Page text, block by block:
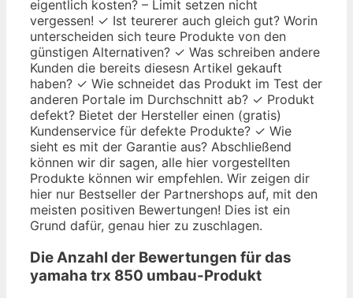
eigentlich kosten? – Limit setzen nicht
vergessen! ✓ Ist teurerer auch gleich gut? Worin
unterscheiden sich teure Produkte von den
günstigen Alternativen? ✓ Was schreiben andere
Kunden die bereits diesesn Artikel gekauft
haben? ✓ Wie schneidet das Produkt im Test der
anderen Portale im Durchschnitt ab? ✓ Produkt
defekt? Bietet der Hersteller einen (gratis)
Kundenservice für defekte Produkte? ✓ Wie
sieht es mit der Garantie aus? Abschließend
können wir dir sagen, alle hier vorgestellten
Produkte können wir empfehlen. Wir zeigen dir
hier nur Bestseller der Partnershops auf, mit den
meisten positiven Bewertungen! Dies ist ein
Grund dafür, genau hier zu zuschlagen.
Die Anzahl der Bewertungen für das
yamaha trx 850 umbau-Produkt